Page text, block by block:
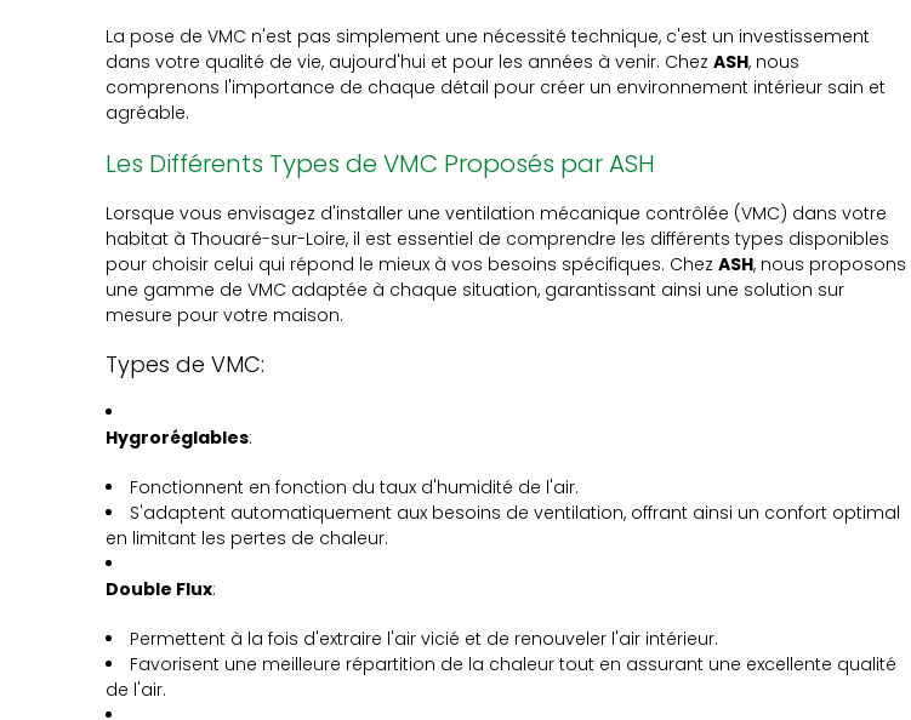
La pose de VMC n'est pas simplement une nécessité technique, c'est un investissement
dans votre qualité de vie, aujourd'hui et pour les années à venir. Chez ASH, nous
comprenons l'importance de chaque détail pour créer un environnement intérieur sain et
agréable.
Les Différents Types de VMC Proposés par ASH
Lorsque vous envisagez d'installer une ventilation mécanique contrôlée (VMC) dans votre
habitat à Thouaré-sur-Loire, il est essentiel de comprendre les différents types disponibles
pour choisir celui qui répond le mieux à vos besoins spécifiques. Chez ASH, nous proposons
une gamme de VMC adaptée à chaque situation, garantissant ainsi une solution sur
mesure pour votre maison.
Types de VMC:
Hygroréglables:
Fonctionnent en fonction du taux d'humidité de l'air.
S'adaptent automatiquement aux besoins de ventilation, offrant ainsi un confort optimal
en limitant les pertes de chaleur.
Double Flux:
Permettent à la fois d'extraire l'air vicié et de renouveler l'air intérieur.
Favorisent une meilleure répartition de la chaleur tout en assurant une excellente qualité
de l'air.